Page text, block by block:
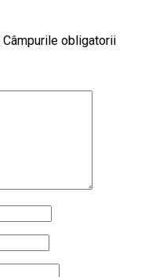
Câmpurile obligatorii